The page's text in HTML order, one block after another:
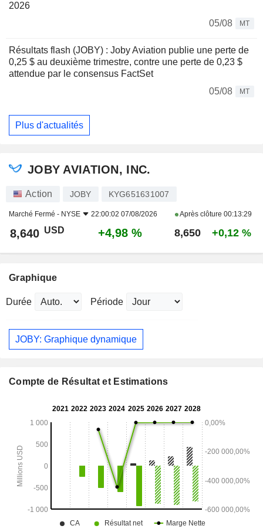
2026
05/08
MT
Résultats flash (JOBY) : Joby Aviation publie une perte de
0,25 $ au deuxième trimestre, contre une perte de 0,23 $
attendue par le consensus FactSet
05/08
MT
Plus d'actualités
JOBY AVIATION, INC.
Action JOBY KYG651631007
Marché Fermé - NYSE 22:00:02 07/08/2026 Après clôture 00:13:29
8,640 USD +4,98 % 8,650 +0,12 %
Graphique
Durée Période
JOBY: Graphique dynamique
Compte de Résultat et Estimations